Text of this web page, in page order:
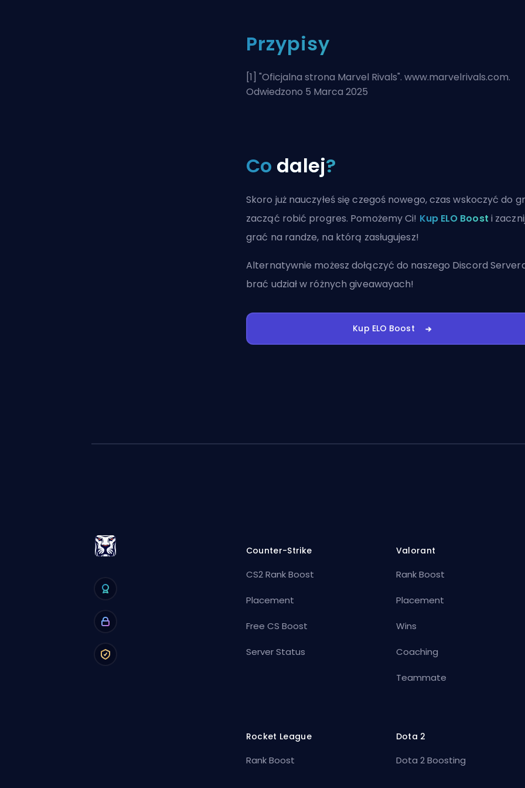
Przypisy
[1] "Oficjalna strona Marvel Rivals". www.marvelrivals.com.
Odwiedzono 5 Marca 2025
Co dalej?
Skoro już nauczyłeś się czegoś nowego, czas wskoczyć do
zacząć robić progres. Pomożemy Ci! Kup ELO Boost i
grać na randze, na którą zasługujesz!
Alternatywnie możeszdołączyć do naszego Discord
brać udział w różnych giveawayach!
Kup ELO Boost
Counter-Strike
CS2 Rank Boost
Placement
Free CS Boost
Server Status
Valorant
Rank Boost
Placement
Wins
Coaching
Teammate
Rocket League
Rank Boost
Dota 2
Dota 2 Boosting